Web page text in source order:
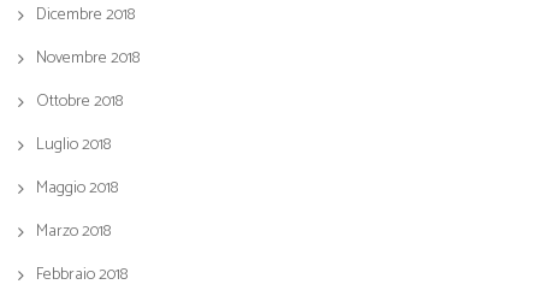
Dicembre 2018
Novembre 2018
Ottobre 2018
Luglio 2018
Maggio 2018
Marzo 2018
Febbraio 2018